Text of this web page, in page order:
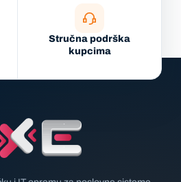
Stručna podrška
kupcima